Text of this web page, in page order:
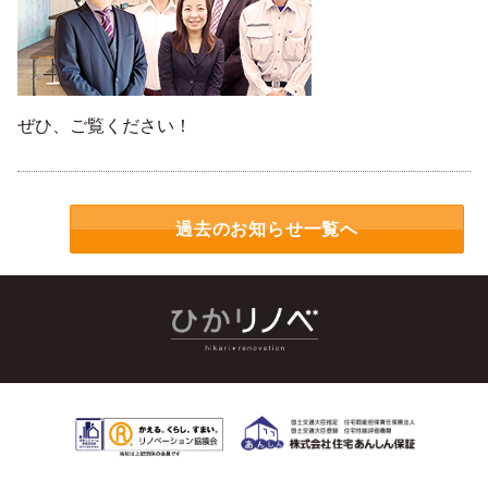
ぜひ、ご覧ください！
過去のお知らせ一覧へ